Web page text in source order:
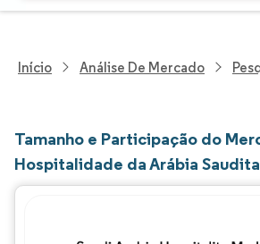
Início Análise De Mercado
Tamanho e Participação do
Hospitalidade da Arábia Saudita